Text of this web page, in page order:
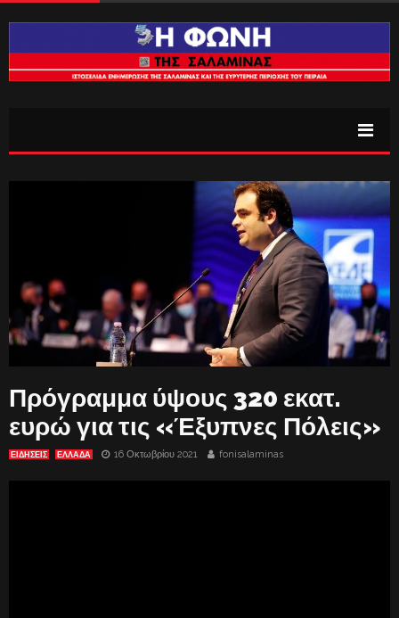
Πρόγραμμα ύψους 320 εκατ.
ευρώ για τις «Έξυπνες Πόλεις»
ΕΙΔΗΣΕΙΣ ΕΛΛΑΔΑ 16 Οκτωβρίου 2021 fonisalaminas